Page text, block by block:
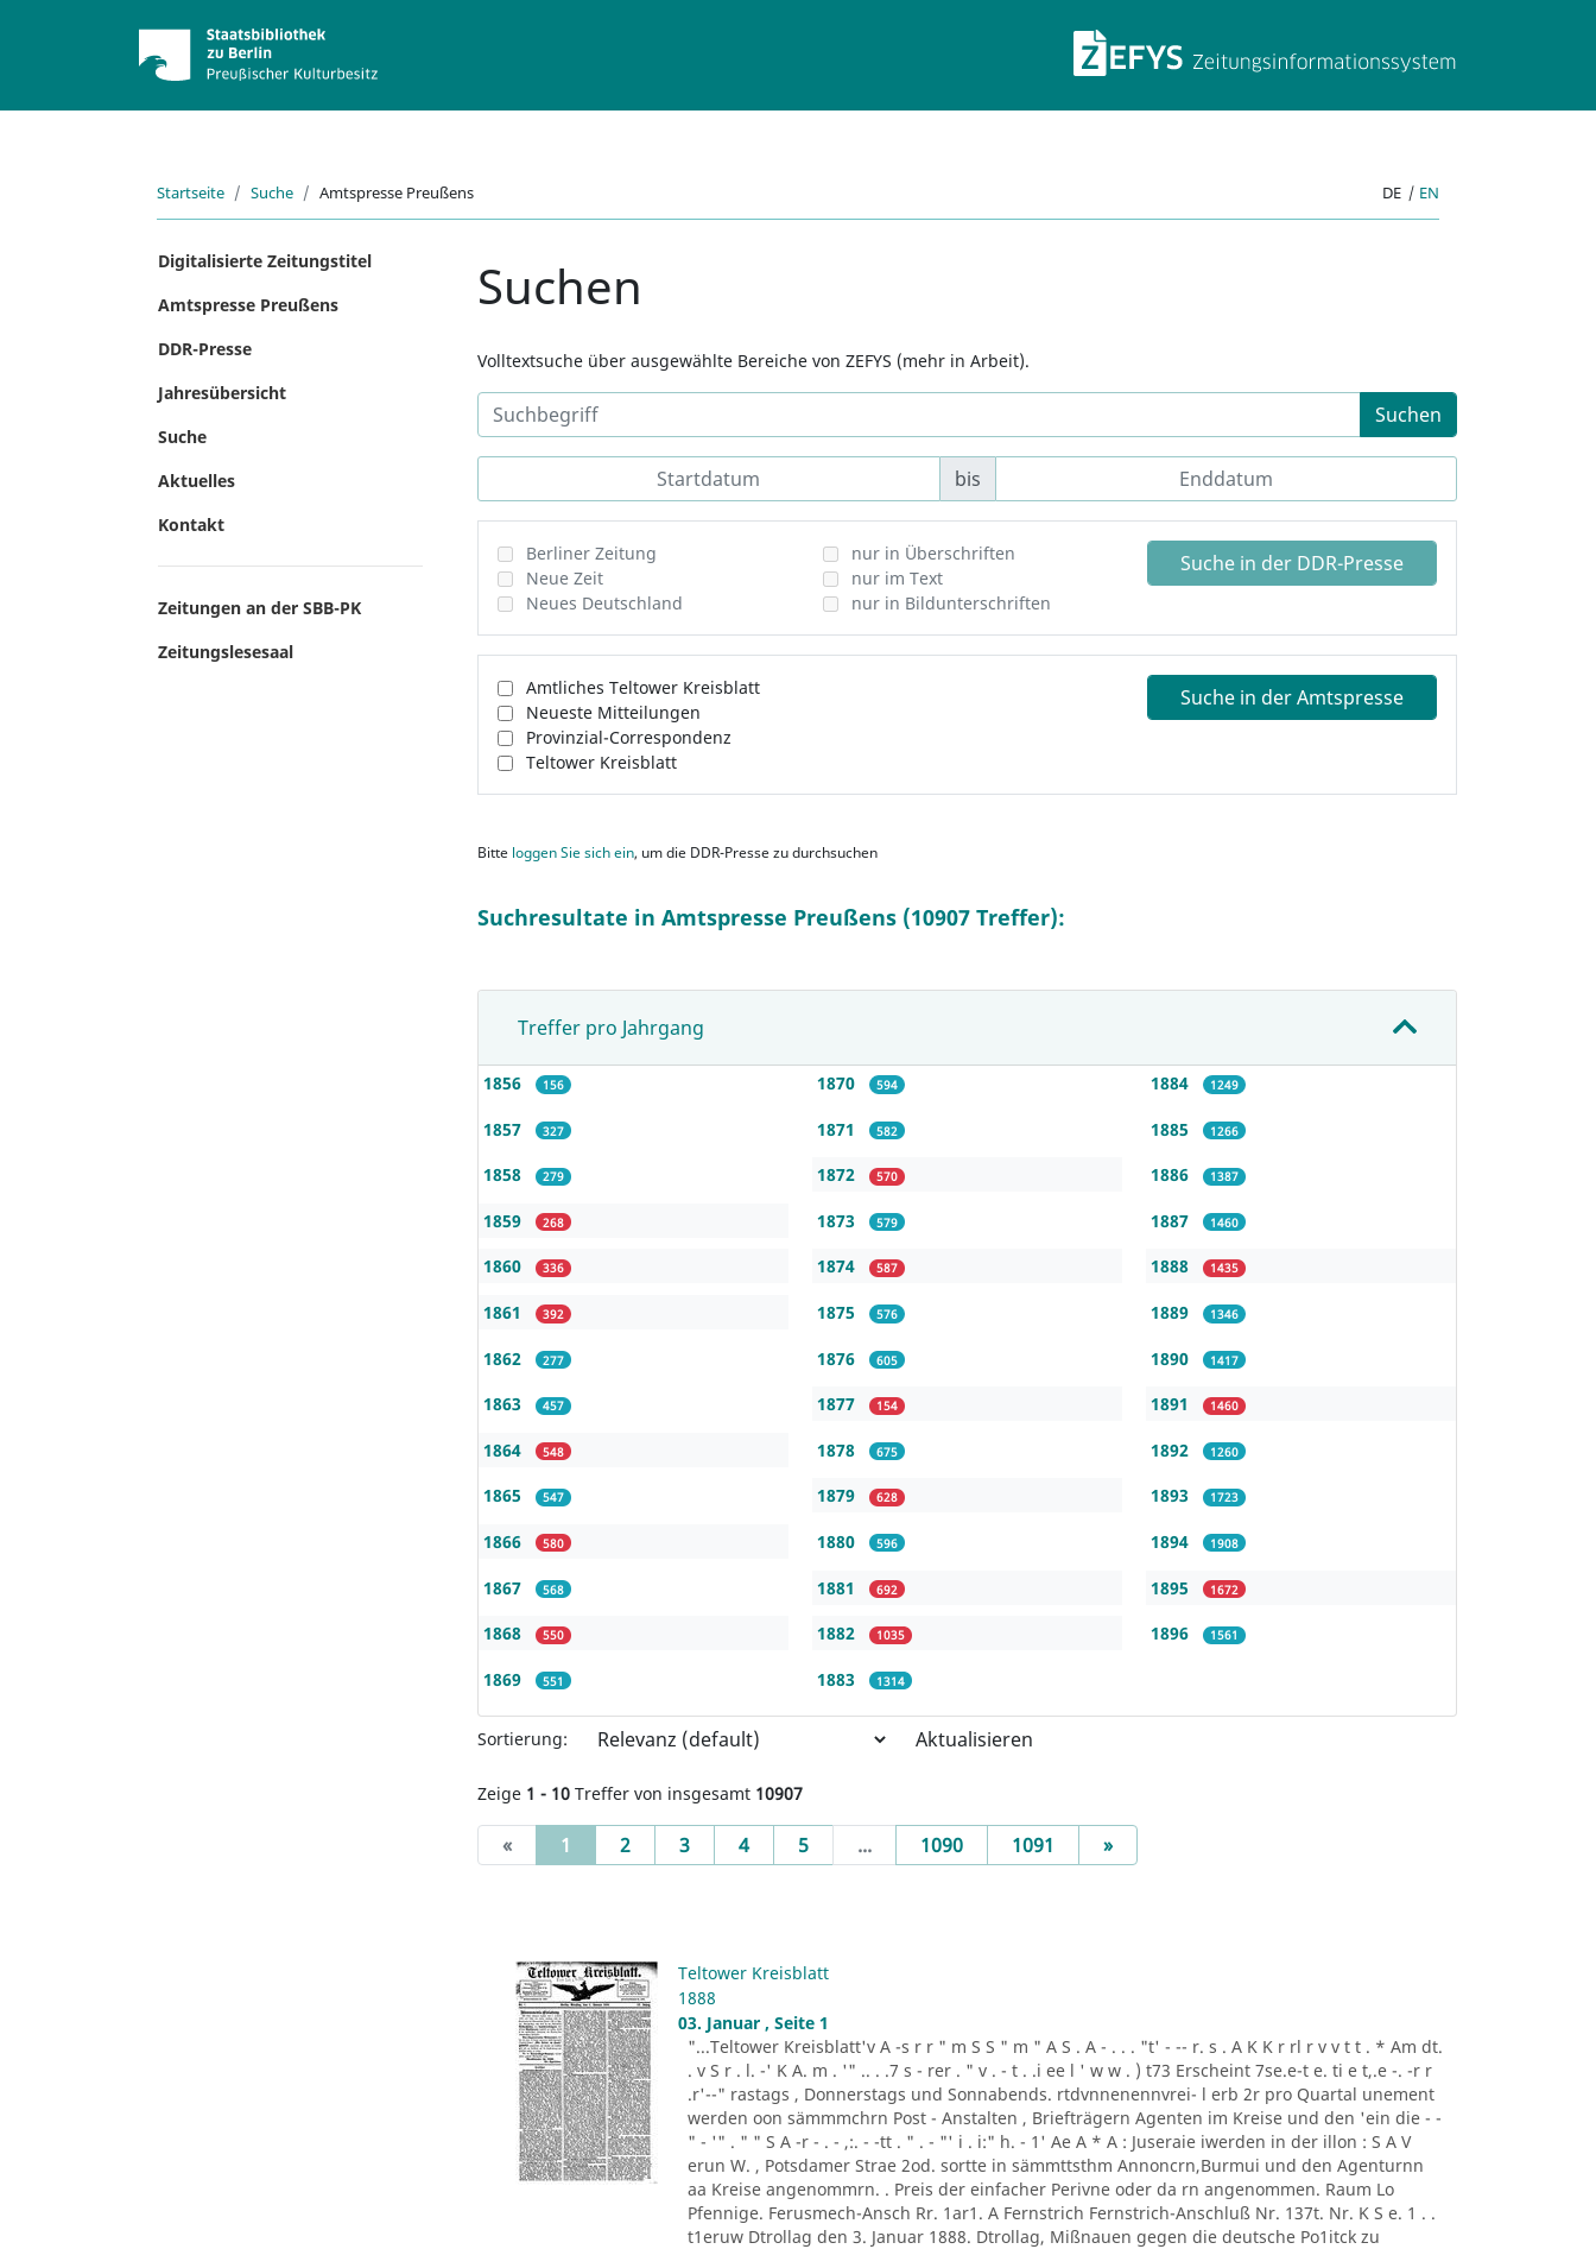
ZEFYS
Startseite Suche Amtspresse Preußens DE | EN
Digitalisierte Zeitungstitel
Amtspresse Preußens
DDR-Presse
Jahresübersicht
Suche
Aktuelles
Kontakt
Zeitungen an der SBB-PK
Zeitungslesesaal
Suchen
Volltextsuche über ausgewählte Bereiche von ZEFYS (mehr in Arbeit).
Suchen
bis
Berliner Zeitung
Neue Zeit
Neues Deutschland
nur in Überschriften
nur im Text
nur in Bildunterschriften
Suche in der DDR-Presse
Amtliches Teltower Kreisblatt
Neueste Mitteilungen
Provinzial-Correspondenz
Teltower Kreisblatt
Suche in der Amtspresse
Bitte loggen Sie sich ein, um die DDR-Presse zu durchsuchen
Suchresultate in Amtspresse Preußens (10907 Treffer):
Treffer pro Jahrgang
1856 156
1857 327
1858 279
1859 268
1860 336
1861 392
1862 277
1863 457
1864 548
1865 547
1866 580
1867 568
1868 550
1869 551
1870 594
1871 582
1872 570
1873 579
1874 587
1875 576
1876 605
1877 154
1878 675
1879 628
1880 596
1881 692
1882 1035
1883 1314
1884 1249
1885 1266
1886 1387
1887 1460
1888 1435
1889 1346
1890 1417
1891 1460
1892 1260
1893 1723
1894 1908
1895 1672
1896 1561
Sortierung: Aktualisieren
Zeige 1 - 10 Treffer von insgesamt 10907
« 1 (current)
2 3 4 5 ... 1090 1091 »Next
Teltower Kreisblatt
1888
03. Januar , Seite 1
"...Teltower Kreisblatt'v A -s r r " m S S " m " A S . A - . . . "t' - -- r. s . A K K r rl r v v t t . * Am dt.
. v S r . l. -' K A. m . '" .. . .7 s - rer . " v . - t . .i ee l ' w w . ) t73 Erscheint 7se.e-t e. ti e t,.e -. -r r
.r'--" rastags , Donnerstags und Sonnabends. rtdvnnenennvrei- l erb 2r pro Quartal unement
werden oon sämmmchrn Post - Anstalten , Briefträgern Agenten im Kreise und den 'ein die - -
" - '" . " " S A -r - . - ,:. - -tt . " . - "' i . i:" h. - 1' Ae A * A : Juseraie iwerden in der illon : S A V
erun W. , Potsdamer Strae 2od. sortte in sämmttsthm Annoncrn,Burmui und den Agenturnn
aa Kreise angenommrn. . Preis der einfacher Perivne oder da rn angenommen. Raum Lo
Pfennige. Ferusmech-Ansch Rr. 1ar1. A Fernstrich Fernstrich-Anschluß Nr. 137t. Nr. K S e. 1 . .
t1eruw Dtrollag den 3. Januar 1888. Dtrollag, Mißnauen gegen die deutsche Po1itck zu